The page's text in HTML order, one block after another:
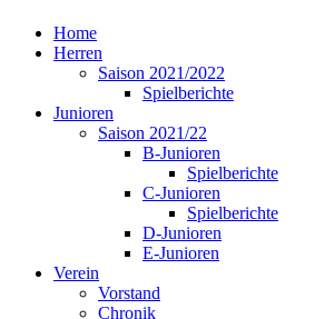
Home
Herren
Saison 2021/2022
Spielberichte
Junioren
Saison 2021/22
B-Junioren
Spielberichte
C-Junioren
Spielberichte
D-Junioren
E-Junioren
Verein
Vorstand
Chronik